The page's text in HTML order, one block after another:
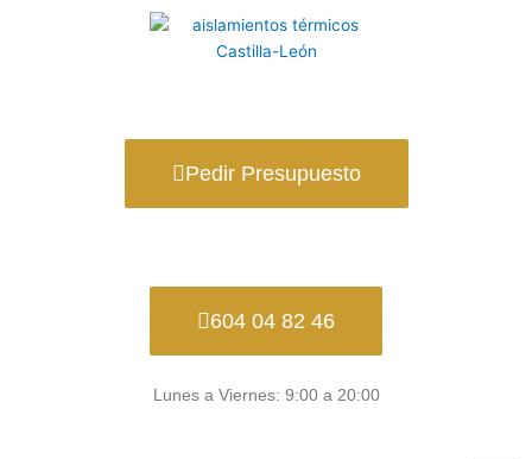
Pedir Presupuesto
604 04 82 46
Lunes a Viernes: 9:00 a 20:00